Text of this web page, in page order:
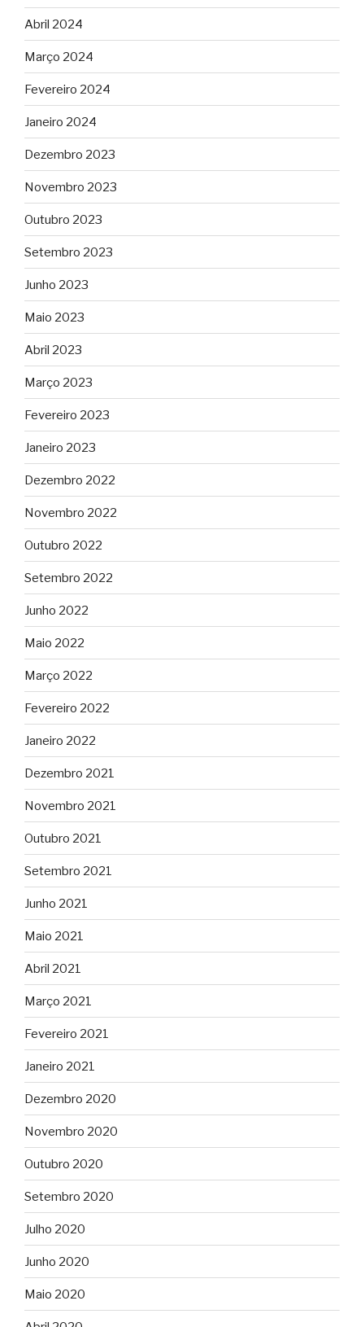
Abril 2024
Março 2024
Fevereiro 2024
Janeiro 2024
Dezembro 2023
Novembro 2023
Outubro 2023
Setembro 2023
Junho 2023
Maio 2023
Abril 2023
Março 2023
Fevereiro 2023
Janeiro 2023
Dezembro 2022
Novembro 2022
Outubro 2022
Setembro 2022
Junho 2022
Maio 2022
Março 2022
Fevereiro 2022
Janeiro 2022
Dezembro 2021
Novembro 2021
Outubro 2021
Setembro 2021
Junho 2021
Maio 2021
Abril 2021
Março 2021
Fevereiro 2021
Janeiro 2021
Dezembro 2020
Novembro 2020
Outubro 2020
Setembro 2020
Julho 2020
Junho 2020
Maio 2020